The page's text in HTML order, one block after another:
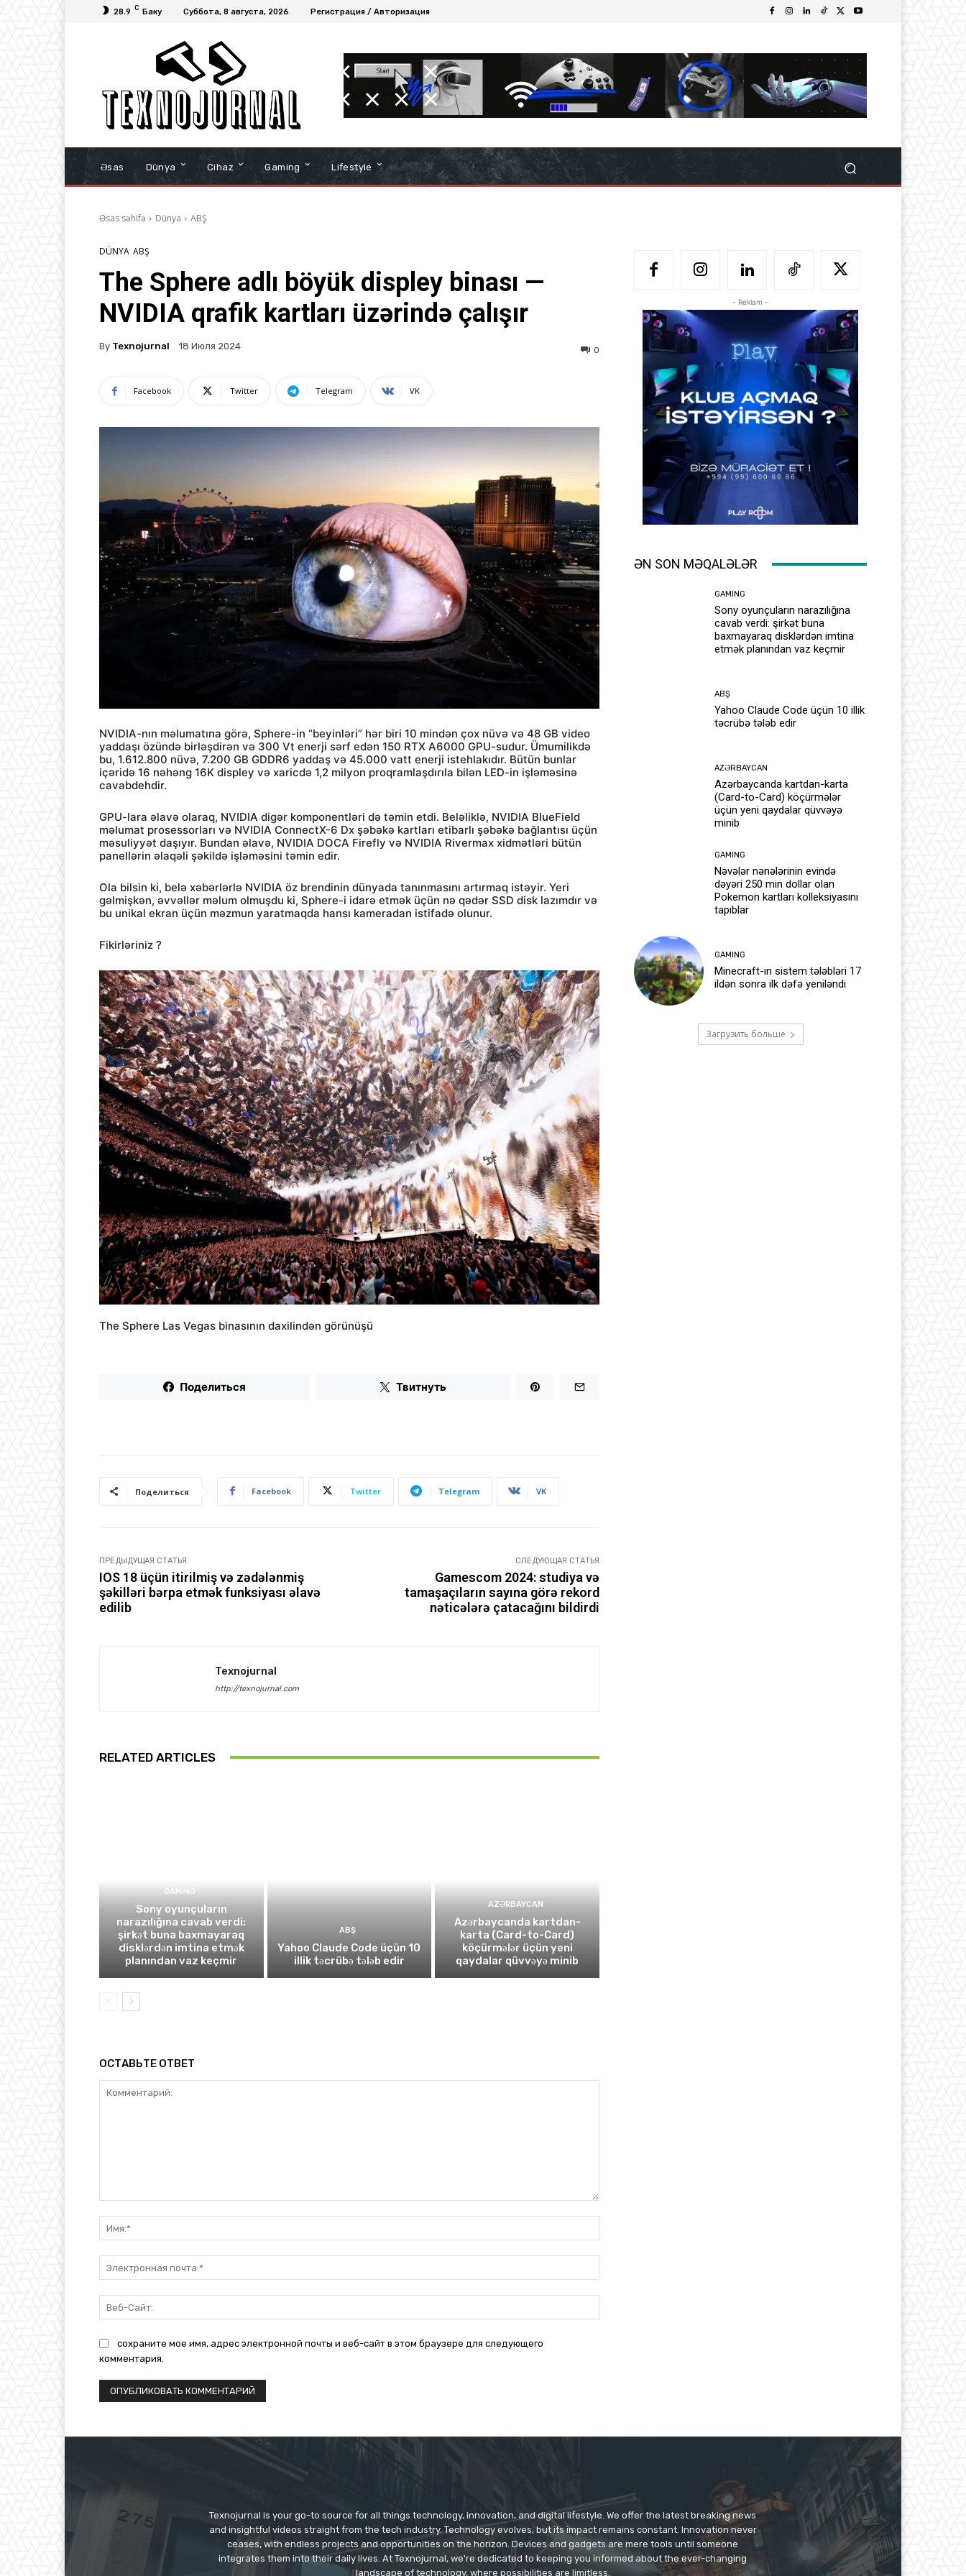
28.9 C Баку Суббота, 8 августа, 2026 Регистрация / Авторизация
Əsas Dünya Cihaz Gaming Lifestyle
Əsas səhifə Dünya ABŞ
DÜNYA ABŞ
The Sphere adlı böyük displey binası —
NVIDIA qrafik kartları üzərində çalışır
By Texnojurnal 18 Июля 2024 0
Facebook Twitter Telegram VK
NVIDIA-nın məlumatına görə, Sphere-in “beyinləri” hər biri 10 mindən çox nüvə və 48 GB video
yaddaşı özündə birləşdirən və 300 Vt enerji sərf edən 150 RTX A6000 GPU-sudur. Ümumilikdə
bu, 1.612.800 nüvə, 7.200 GB GDDR6 yaddaş və 45.000 vatt enerji istehlakıdır. Bütün bunlar
içəridə 16 nəhəng 16K displey və xaricdə 1,2 milyon proqramlaşdırıla bilən LED-in işləməsinə
cavabdehdir.
GPU-lara əlavə olaraq, NVIDIA digər komponentləri də təmin etdi. Beləliklə, NVIDIA BlueField
məlumat prosessorları və NVIDIA ConnectX-6 Dx şəbəkə kartları etibarlı şəbəkə bağlantısı üçün
məsuliyyət daşıyır. Bundan əlavə, NVIDIA DOCA Firefly və NVIDIA Rivermax xidmətləri bütün
panellərin əlaqəli şəkildə işləməsini təmin edir.
Ola bilsin ki, belə xəbərlərlə NVIDIA öz brendinin dünyada tanınmasını artırmaq istəyir. Yeri
gəlmişkən, əvvəllər məlum olmuşdu ki, Sphere-i idarə etmək üçün nə qədər SSD disk lazımdır və
bu unikal ekran üçün məzmun yaratmaqda hansı kameradan istifadə olunur.
Fikirləriniz ?
The Sphere Las Vegas binasının daxilindən görünüşü
Поделиться Твитнуть
Поделиться Facebook Twitter Telegram VK
ПРЕДЫДУЩАЯ СТАТЬЯ
IOS 18 üçün itirilmiş və zədələnmiş
şəkilləri bərpa etmək funksiyası əlavə
edilib
СЛЕДУЮЩАЯ СТАТЬЯ
Gamescom 2024: studiya və
tamaşaçıların sayına görə rekord
nəticələrə çatacağını bildirdi
Texnojurnal
http://texnojurnal.com
RELATED ARTICLES
GAMING
Sony oyunçuların
narazılığına cavab verdi:
şirkət buna baxmayaraq
disklərdən imtina etmək
planından vaz keçmir
ABŞ
Yahoo Claude Code üçün 10
illik təcrübə tələb edir
AZƏRBAYCAN
Azərbaycanda kartdan-
karta (Card-to-Card)
köçürmələr üçün yeni
qaydalar qüvvəyə minib
ОСТАВЬТЕ ОТВЕТ
почта:*
Сайт:
сохраните мое имя, адрес электронной почты и веб-сайт в этом браузере для следующего
комментария.
- Reklam -
ƏN SON MƏQALƏLƏR
GAMING
Sony oyunçuların narazılığına
cavab verdi: şirkət buna
baxmayaraq disklərdən imtina
etmək planından vaz keçmir
ABŞ
Yahoo Claude Code üçün 10 illik
təcrübə tələb edir
AZƏRBAYCAN
Azərbaycanda kartdan-karta
(Card-to-Card) köçürmələr
üçün yeni qaydalar qüvvəyə
minib
GAMING
Nəvələr nənələrinin evində
dəyəri 250 min dollar olan
Pokemon kartları kolleksiyasını
tapıblar
GAMING
Minecraft-ın sistem tələbləri 17
ildən sonra ilk dəfə yeniləndi
Загрузить больше
Texnojurnal is your go-to source for all things technology, innovation, and digital lifestyle. We offer the latest breaking news
and insightful videos straight from the tech industry. Technology evolves, but its impact remains constant. Innovation never
ceases, with endless projects and opportunities on the horizon. Devices and gadgets are mere tools until someone
integrates them into their daily lives. At Texnojurnal, we're dedicated to keeping you informed about the ever-changing
landscape of technology, where possibilities are limitless.